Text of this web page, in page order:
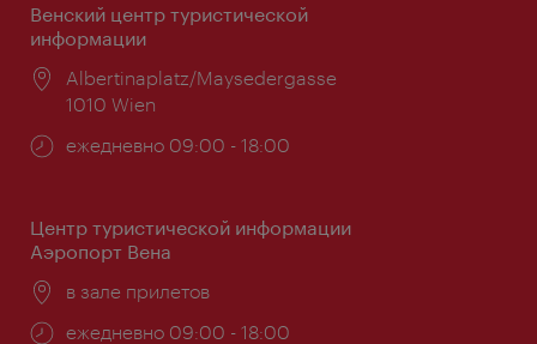
Венский центр туристической
информации
Расположение:
Albertinaplatz/Maysedergasse
1010 Wien
Часы
ежедневно 09:00 - 18:00
Центр туристической информации
Аэропорт Вена
Расположение:
в зале прилетов
Часы
ежедневно 09:00 - 18:00